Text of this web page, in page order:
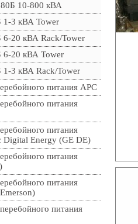
10-800 кВА
3 кВА Tower
20 кВА Rack/Tower
20 кВА Tower
3 кВА Rack/Tower
питания APC
питания
питания
Digital Energy (GE DE)
питания
питания
питания